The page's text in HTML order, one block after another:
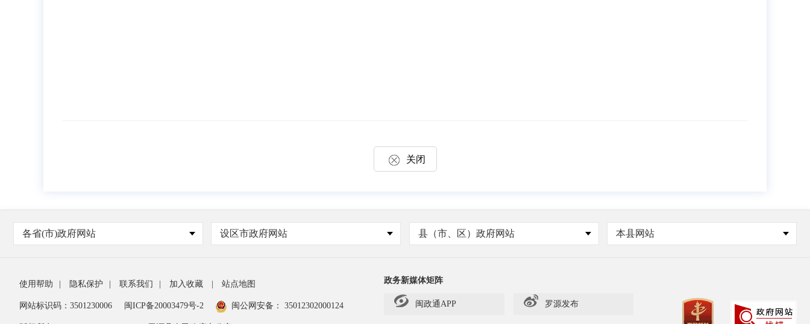
关闭
各省(市)政府网站 设区市政府网站 县（市、区）政府网站 本县网站
使用帮助 隐私保护 联系我们 加入收藏 站点地图
网站标识码：3501230006 闽ICP备20003479号-2 闽公网安备： 35012302000124
政务新媒体矩阵
闽政通APP 罗源发布